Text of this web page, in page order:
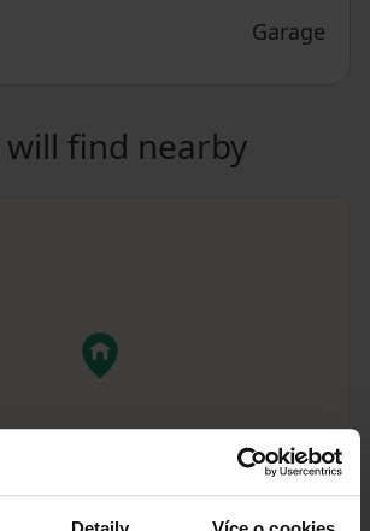
Garage
find nearby